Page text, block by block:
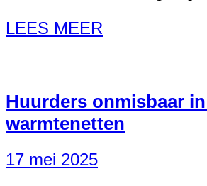
LEES MEER
Huurders onmisbaar
warmtenetten
17 mei 2025